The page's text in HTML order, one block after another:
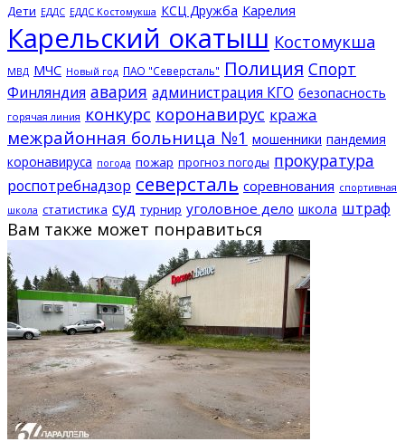
Дети ЕДДС ЕДДС Костомукша КСЦ Дружба Карелия
Карельский окатыш Костомукша
МВД МЧС Новый год ПАО "Северсталь" Полиция Спорт
Финляндия авария администрация КГО безопасность
горячая линия конкурс коронавирус кража
межрайонная больница №1 мошенники пандемия
коронавируса погода пожар прогноз погоды прокуратура
роспотребнадзор северсталь соревнования спортивная
школа статистика суд турнир уголовное дело школа штраф
Вам также может понравиться